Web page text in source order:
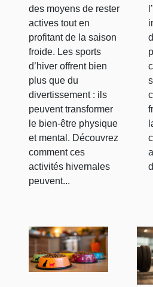
des moyens de rester
actives tout en
profitant de la saison
froide. Les sports
d’hiver offrent bien
plus que du
divertissement : ils
peuvent transformer
le bien-être physique
et mental. Découvrez
comment ces
activités hivernales
peuvent...